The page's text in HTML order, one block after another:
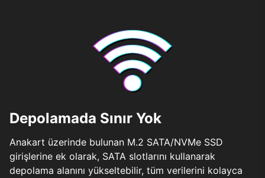
Depolamada Sınır Yok
Anakart üzerinde bulunan M.2 SATA/NVMe SSD
girişlerine ek olarak, SATA slotlarını kullanarak
depolama alanını yükseltebilir, tüm verilerini kolayca